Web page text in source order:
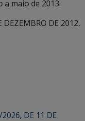
a maio de 2013.
DEZEMBRO DE 2012,
DE 11 DE